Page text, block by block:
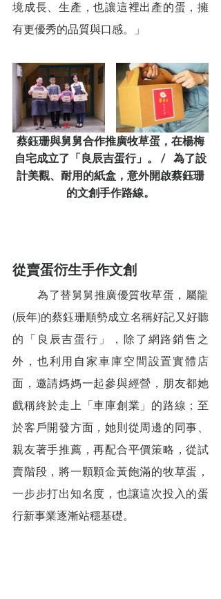
境成長、生產，也讓這裡出產的蛋，擁
有更優秀的品質與口感。」
蔡鈺珊與舅舅合作推廣牧草蛋，在楊梅
自宅成立了「良辰吉蛋行」。 /   為了設
計美觀、耐用的紙盒，意外開啟蔡鈺珊
的文創手作路線。
從賣蛋衍生手作文創
        為了替舅舅推廣優質牧草蛋，屬龍
(辰年)的蔡鈺珊順勢成立名稱好記又好聽
的「良辰吉蛋行」，除了網路銷售之
外，也利用自家車庫空間設置實體店
面，邀請媽媽一起參與經營，朋友都她
戲稱終於走上「車庫創業」的路線；至
於客戶開發方面，她則從周邊的同事、
親友著手推薦，再配合平價策略，從試
賣階段，將一顆顆金黃飽滿的牧草蛋，
一步步打出知名度，也讓這次投入的蛋
行新事業逐漸站穩基礎。